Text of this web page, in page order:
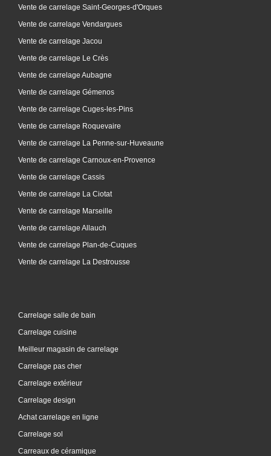
Vente de carrelage Saint-Georges-d'Orques
Vente de carrelage Vendargues
Vente de carrelage Jacou
Vente de carrelage Le Crès
Vente de carrelage Aubagne
Vente de carrelage Gémenos
Vente de carrelage Cuges-les-Pins
Vente de carrelage Roquevaire
Vente de carrelage La Penne-sur-Huveaune
Vente de carrelage Carnoux-en-Provence
Vente de carrelage Cassis
Vente de carrelage La Ciotat
Vente de carrelage Marseille
Vente de carrelage Allauch
Vente de carrelage Plan-de-Cuques
Vente de carrelage La Destrousse
Carrelage salle de bain
Carrelage cuisine
Meilleur magasin de carrelage
Carrelage pas cher
Carrelage extérieur
Carrelage design
Achat carrelage en ligne
Carrelage sol
Carreaux de céramique